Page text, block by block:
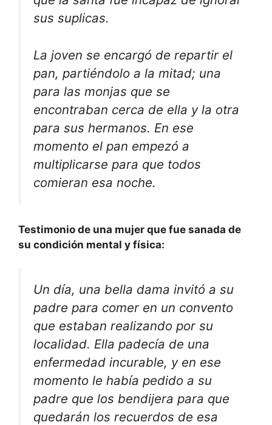
sus suplicas.
La joven se encargó de repartir el
pan, partiéndolo a la mitad; una
para las monjas que se
encontraban cerca de ella y la otra
para sus hermanos. En ese
momento el pan empezó a
multiplicarse para que todos
comieran esa noche.
Testimonio de una mujer que fue sanada de
su condición mental y física:
Un día, una bella dama invitó a su
padre para comer en un convento
que estaban realizando por su
localidad. Ella padecía de una
enfermedad incurable, y en ese
momento le había pedido a su
padre que los bendijera para que
quedarán los recuerdos de esa